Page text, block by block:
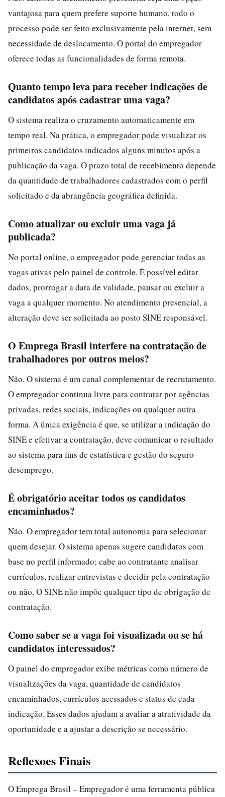
vantajosa para quem prefere suporte humano, todo o
processo pode ser feito exclusivamente pela internet, sem
necessidade de deslocamento. O portal do empregador
oferece todas as funcionalidades de forma remota.
Quanto tempo leva para receber indicações de
candidatos após cadastrar uma vaga?
O sistema realiza o cruzamento automaticamente em
tempo real. Na prática, o empregador pode visualizar os
primeiros candidatos indicados alguns minutos após a
publicação da vaga. O prazo total de recebimento depende
da quantidade de trabalhadores cadastrados com o perfil
solicitado e da abrangência geográfica definida.
Como atualizar ou excluir uma vaga já
publicada?
No portal online, o empregador pode gerenciar todas as
vagas ativas pelo painel de controle. É possível editar
dados, prorrogar a data de validade, pausar ou excluir a
vaga a qualquer momento. No atendimento presencial, a
alteração deve ser solicitada ao posto SINE responsável.
O Emprega Brasil interfere na contratação de
trabalhadores por outros meios?
Não. O sistema é um canal complementar de recrutamento.
O empregador continua livre para contratar por agências
privadas, redes sociais, indicações ou qualquer outra
forma. A única exigência é que, se utilizar a indicação do
SINE e efetivar a contratação, deve comunicar o resultado
ao sistema para fins de estatística e gestão do seguro-
desemprego.
É obrigatório aceitar todos os candidatos
encaminhados?
Não. O empregador tem total autonomia para selecionar
quem desejar. O sistema apenas sugere candidatos com
base no perfil informado; cabe ao contratante analisar
currículos, realizar entrevistas e decidir pela contratação
ou não. O SINE não impõe qualquer tipo de obrigação de
contratação.
Como saber se a vaga foi visualizada ou se há
candidatos interessados?
O painel do empregador exibe métricas como número de
visualizações da vaga, quantidade de candidatos
encaminhados, currículos acessados e status de cada
indicação. Esses dados ajudam a avaliar a atratividade da
oportunidade e a ajustar a descrição se necessário.
Reflexoes Finais
O Emprega Brasil – Empregador é uma ferramenta pública